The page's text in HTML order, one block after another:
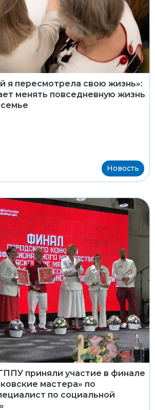
я пересмотрела свою жизнь»:
менять повседневную жизнь
Новость
приняли участие в финале
мастера» по
по социальной